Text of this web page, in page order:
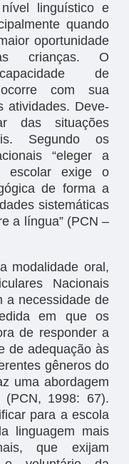
linguístico e
quando
oportunidade
crianças. O
de
com sua
atividades. Deve-
das situações
Segundo os
“eleger a
escolar exige o
de forma a
sistemáticas
a língua” (PCN –
modalidade oral,
Nacionais
a necessidade de
em que os
de responder a
de adequação às
gêneros do
uma abordagem
1998: 67).
para a escola
linguagem mais
que exijam